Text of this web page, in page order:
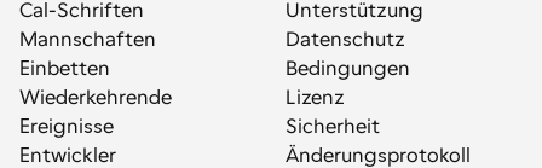
Cal-Schriften
Mannschaften
Einbetten
Wiederkehrende
Ereignisse
Entwickler
Unterstützung
Datenschutz
Bedingungen
Lizenz
Sicherheit
Änderungsprotokoll